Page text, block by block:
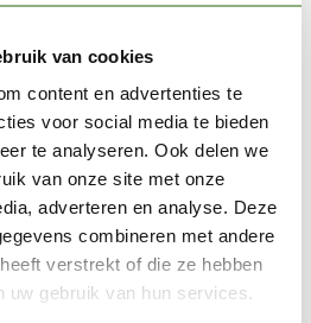
van cookies
content en advertenties te
voor social media te bieden
te analyseren. Ook delen we
van onze site met onze
adverteren en analyse. Deze
combineren met andere
verstrekt of die ze hebben
uw gebruik van hun services.
€6,99
2/0 Imitation
- Mauritius -
€5,90